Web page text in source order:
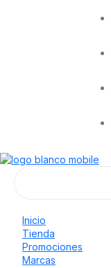
Inicio
Tienda
Promociones
Marcas